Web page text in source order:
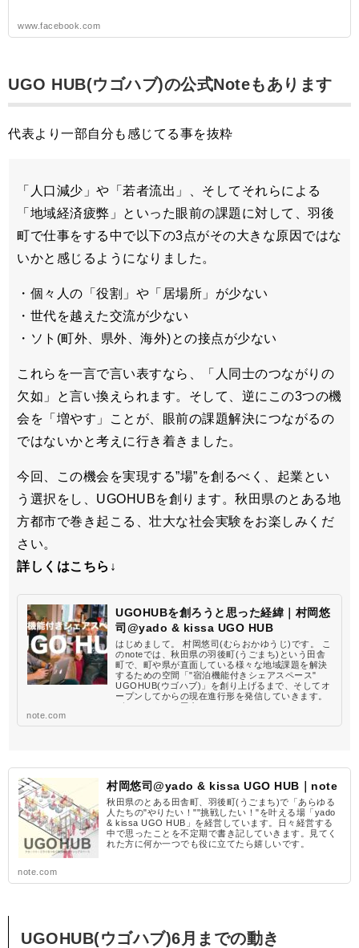
www.facebook.com
UGO HUB(ウゴハブ)の公式Noteもあります
代表より一部自分も感じてる事を抜粋
「人口減少」や「若者流出」、そしてそれらによる
「地域経済疲弊」といった眼前の課題に対して、羽後
町で仕事をする中で以下の3点がその大きな原因ではな
いかと感じるようになりました。
・個々人の「役割」や「居場所」が少ない
・世代を越えた交流が少ない
・ソト(町外、県外、海外)との接点が少ない
これらを一言で言い表すなら、「人同士のつながりの
欠如」と言い換えられます。そして、逆にこの3つの機
会を「増やす」ことが、眼前の課題解決につながるの
ではないかと考えに行き着きました。
今回、この機会を実現する”場”を創るべく、起業とい
う選択をし、UGOHUBを創ります。秋田県のとある地
方都市で巻き起こる、壮大な社会実験をお楽しみくだ
さい。
詳しくはこちら↓
UGOHUBを創ろうと思った経緯｜村岡悠
司@yado & kissa UGO HUB
はじめまして。 村岡悠司(むらおかゆうじ)です。 こ
のnoteでは、秋田県の羽後町(うごまち)という田舎
町で、町や県が直面している様々な地域課題を解決
するための空間「"宿泊機能付きシェアスペース"
UGOHUB(ウゴハブ)」を創り上げるまで、そしてオ
ープンしてからの現在進行形を発信していきます。
ゲストハウスや田舎...
note.com
村岡悠司@yado & kissa UGO HUB｜note
秋田県のとある田舎町、羽後町(うごまち)で「あらゆる
人たちの"やりたい！""挑戦したい！"を叶える場「yado
& kissa UGO HUB」を経営しています。日々経営する
中で思ったことを不定期で書き記していきます。見てく
れた方に何か一つでも役に立てたら嬉しいです。
note.com
UGOHUB(ウゴハブ)6月までの動き